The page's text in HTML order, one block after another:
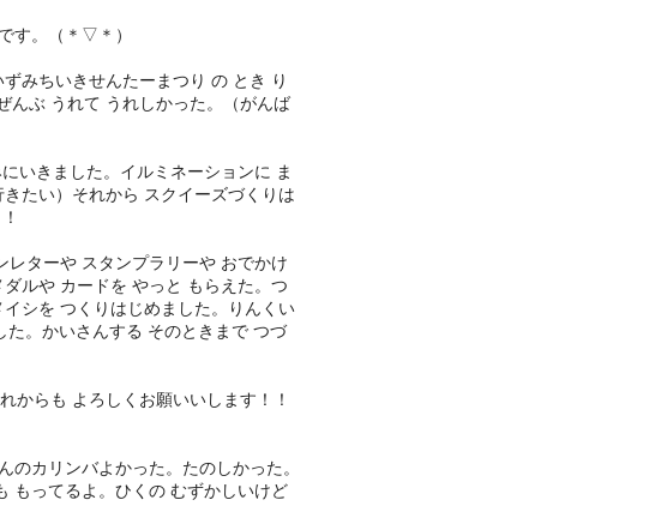
す。（＊▽＊）
みちいきせんたーまつり の とき り
んぶ うれて うれしかった。（がんば
いきました。イルミネーションに ま
たい）それから スクイーズづくりは
ターや スタンプラリーや おでかけ
ルや カードを やっと もらえた。つ
シを つくりはじめました。りんくい
。かいさんする そのときまで つづ
からも よろしくお願いいします！！
カリンバよかった。たのしかった。
もってるよ。ひくの むずかしいけど